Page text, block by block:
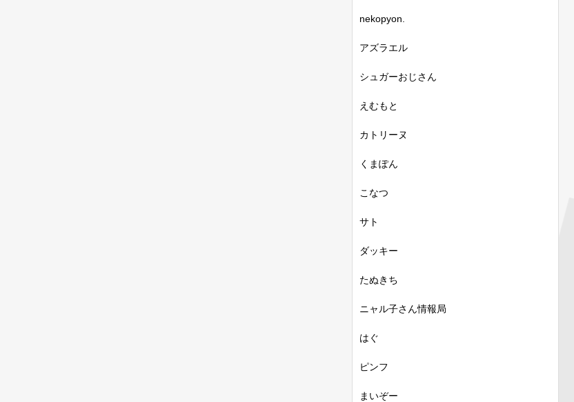
nekopyon.
アズラエル
シュガーおじさん
えむもと
カトリーヌ
くまぽん
こなつ
サト
ダッキー
たぬきち
ニャル子さん情報局
はぐ
ピンフ
まいぞー